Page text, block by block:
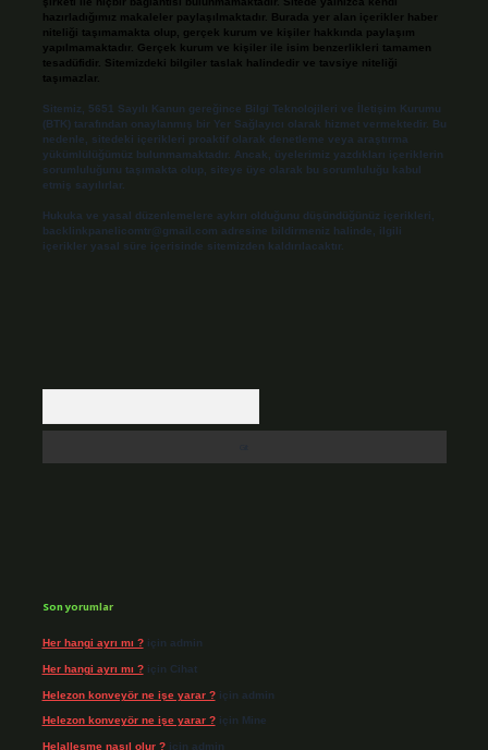
hazırladığımız makaleler paylaşılmaktadır. Burada yer alan içerikler haber
niteliği taşımamakta olup, gerçek kurum ve kişiler hakkında paylaşım
yapılmamaktadır. Gerçek kurum ve kişiler ile isim benzerlikleri tamamen
tesadüfidir. Sitemizdeki bilgiler taslak halindedir ve tavsiye niteliği
taşımazlar.
Sitemiz, 5651 Sayılı Kanun gereğince Bilgi Teknolojileri ve İletişim Kurumu
(BTK) tarafından onaylanmış bir Yer Sağlayıcı olarak hizmet vermektedir. Bu
nedenle, sitedeki içerikleri proaktif olarak denetleme veya araştırma
yükümlülüğümüz bulunmamaktadır. Ancak, üyelerimiz yazdıkları içeriklerin
sorumluluğunu taşımakta olup, siteye üye olarak bu sorumluluğu kabul
etmiş sayılırlar.
Hukuka ve yasal düzenlemelere aykırı olduğunu düşündüğünüz içerikleri,
backlinkpanelicomtr@gmail.com adresine bildirmeniz halinde, ilgili
içerikler yasal süre içerisinde sitemizden kaldırılacaktır.
Son yorumlar
Her hangi ayrı mı ?için admin
Her hangi ayrı mı ?için Cihat
Helezon konveyör ne işe yarar ?için admin
Helezon konveyör ne işe yarar ?için Mine
Helalleşme nasıl olur ?için admin